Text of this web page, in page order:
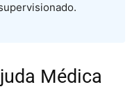
Médica